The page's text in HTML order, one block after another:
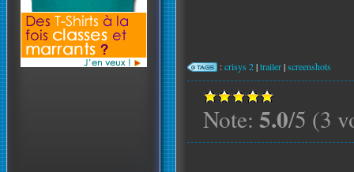
:crisys 2|trailer|screenshots
Note: 5.0/5 (3